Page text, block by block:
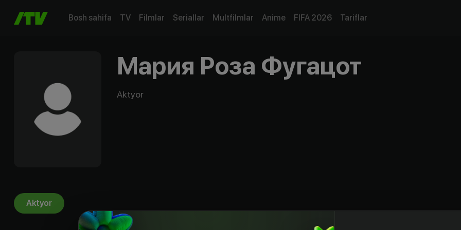
Bosh sahifa TV Filmlar Seriallar Multfilmlar Anime FIFA 2026 Tariflar
Мария Роза Фугацот
Aktyor
Aktyor